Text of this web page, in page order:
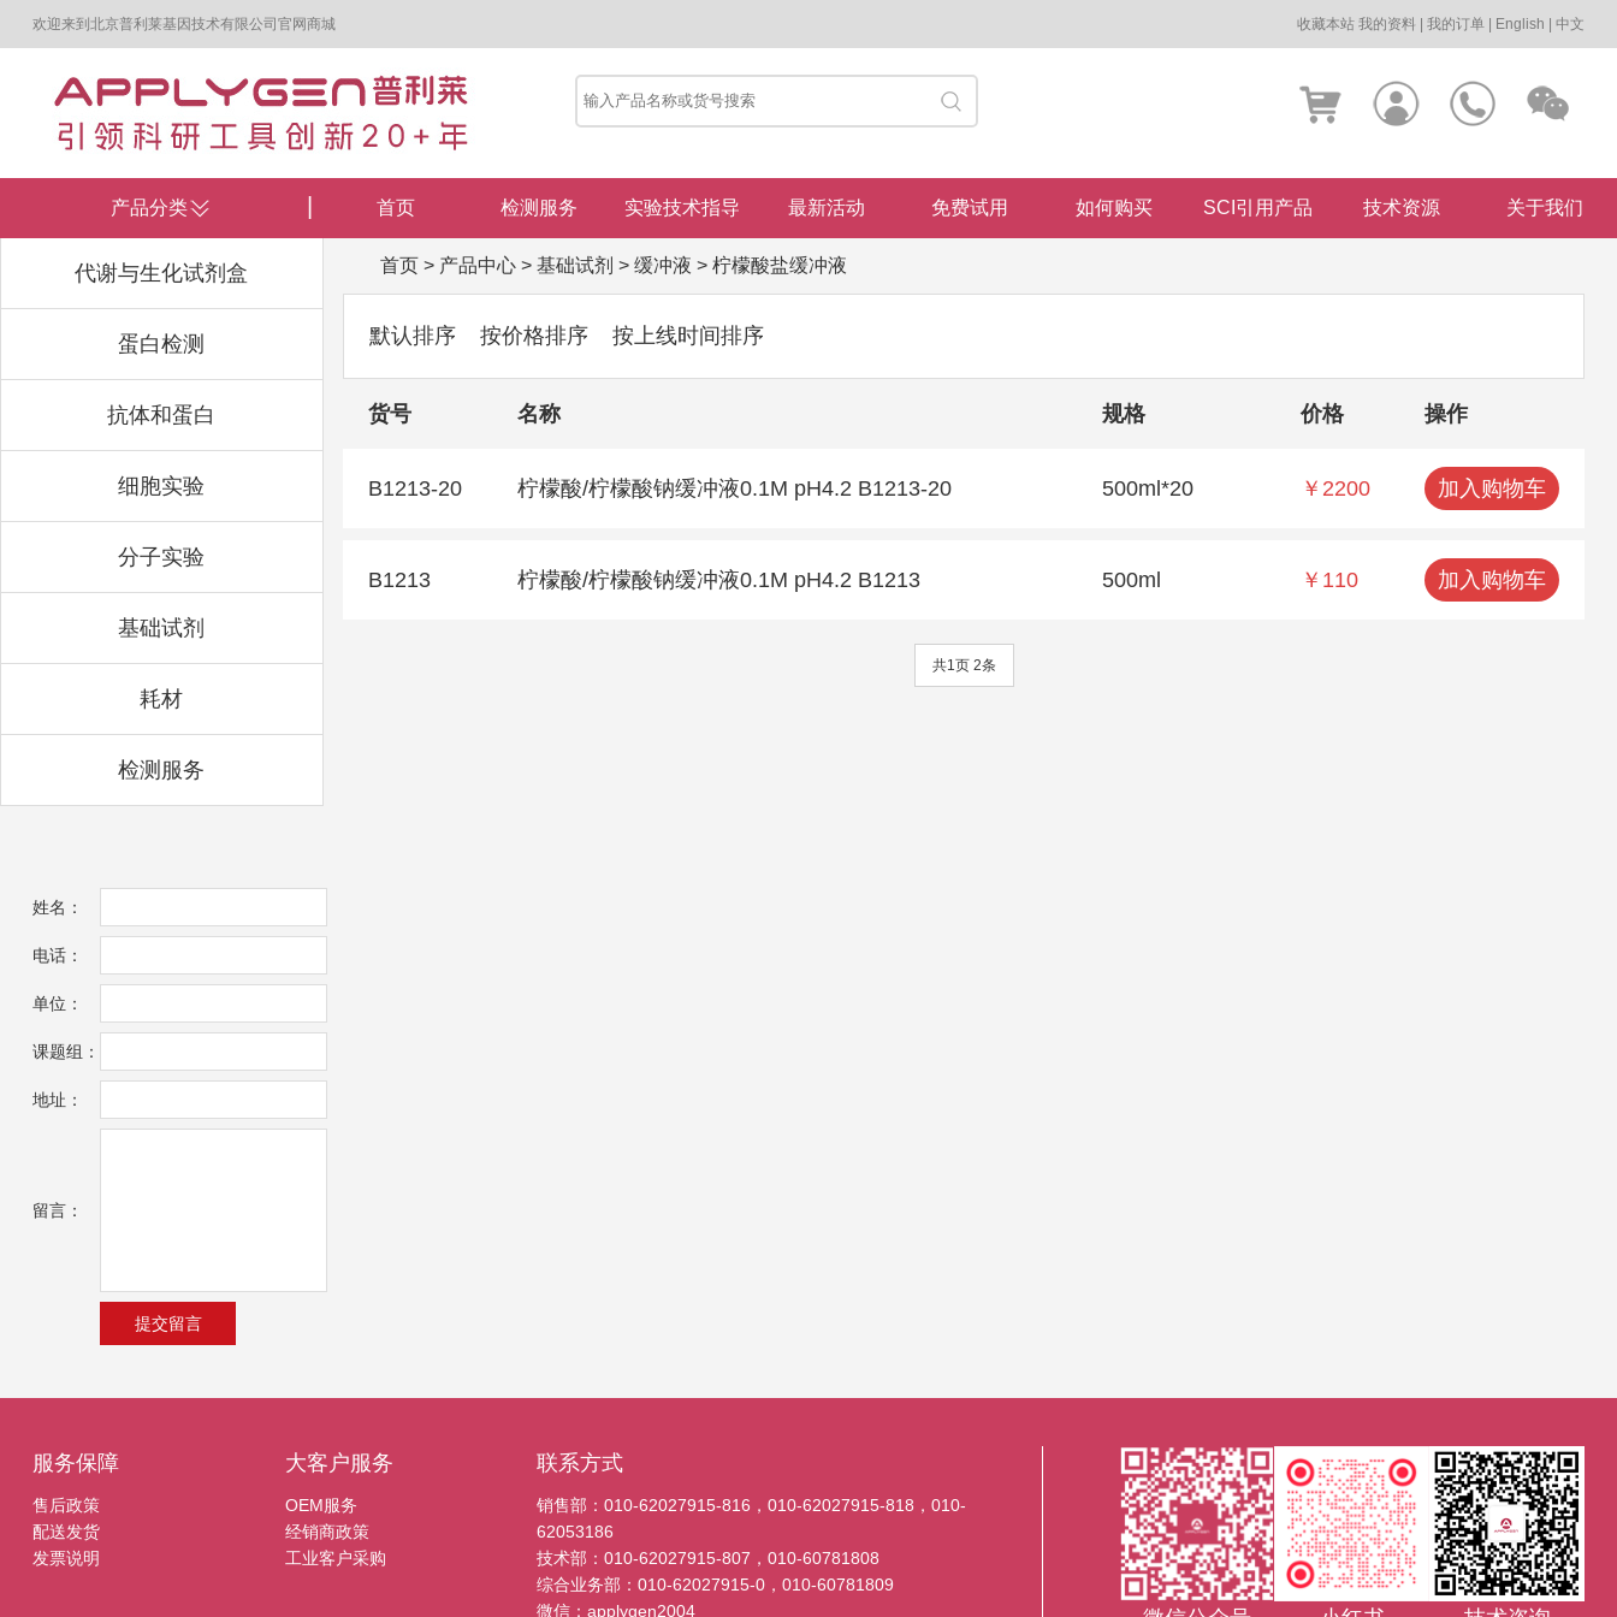
欢迎来到北京普利莱基因技术有限公司官网商城 收藏本站 我的资料 |我的订单 English |中文
产品分类
代谢与生化试剂盒
蛋白检测
抗体和蛋白
细胞实验
分子实验
基础试剂
耗材
检测服务
首页 检测服务 实验技术指导 最新活动 免费试用 如何购买 SCI引用产品 技术资源 关于我们
首页> 产品中心> 基础试剂 > 缓冲液 > 柠檬酸盐缓冲液
默认排序 按价格排序 按上线时间排序
货号 名称 规格 价格 操作
B1213-20 柠檬酸/柠檬酸钠缓冲液0.1M pH4.2 B1213-20 500ml*20 ￥2200 加入购物车
B1213 柠檬酸/柠檬酸钠缓冲液0.1M pH4.2 B1213 500ml ￥110 加入购物车
共1页 2条
姓名：
电话：
单位：
课题组：
地址：
留言：
服务保障
售后政策
配送发货
发票说明
大客户服务
OEM服务
经销商政策
工业客户采购
联系方式
销售部：010-62027915-816，010-62027915-818，010-
62053186
技术部：010-62027915-807，010-60781808
综合业务部：010-62027915-0，010-60781809
微信：applygen2004